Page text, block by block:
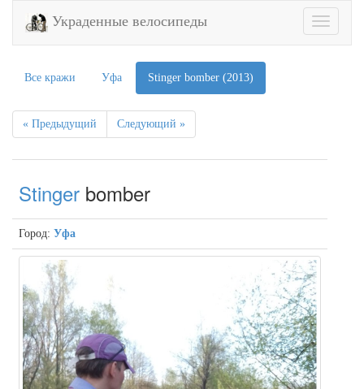
Toggle
Украденные велосипеды
Все кражи Уфа Stinger bomber (2013)
« Предыдущий Следующий »
Stinger bomber
Город: Уфа